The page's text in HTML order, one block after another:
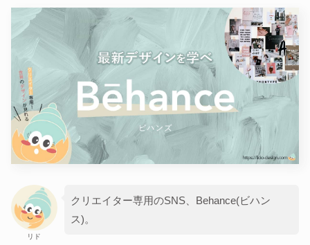
リド
クリエイター専用のSNS、Behance(ビハン
ス)。